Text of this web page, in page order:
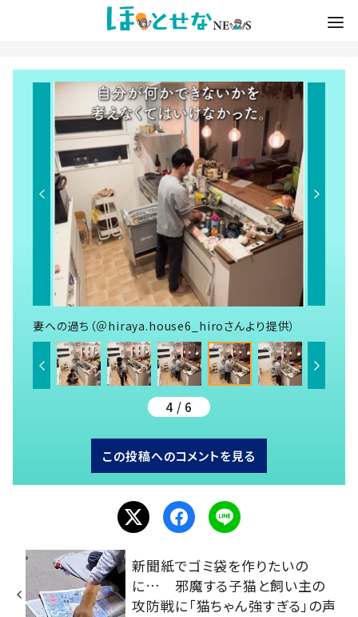
妻への過ち（＠hiraya.house6_hiroさんより提供）
4 / 6
この投稿へのコメントを見る
新聞紙でゴミ袋を作りたいの
に… 邪魔する子猫と飼い主の
攻防戦に「猫ちゃん強すぎる」の声